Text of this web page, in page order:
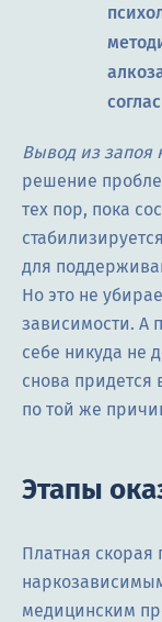
Вывод из запоя
решение
тех пор, пока
для
Но это не
зависимости. А
себе никуда не
снова
по той же
Этапы
Платная скорая
медицинским